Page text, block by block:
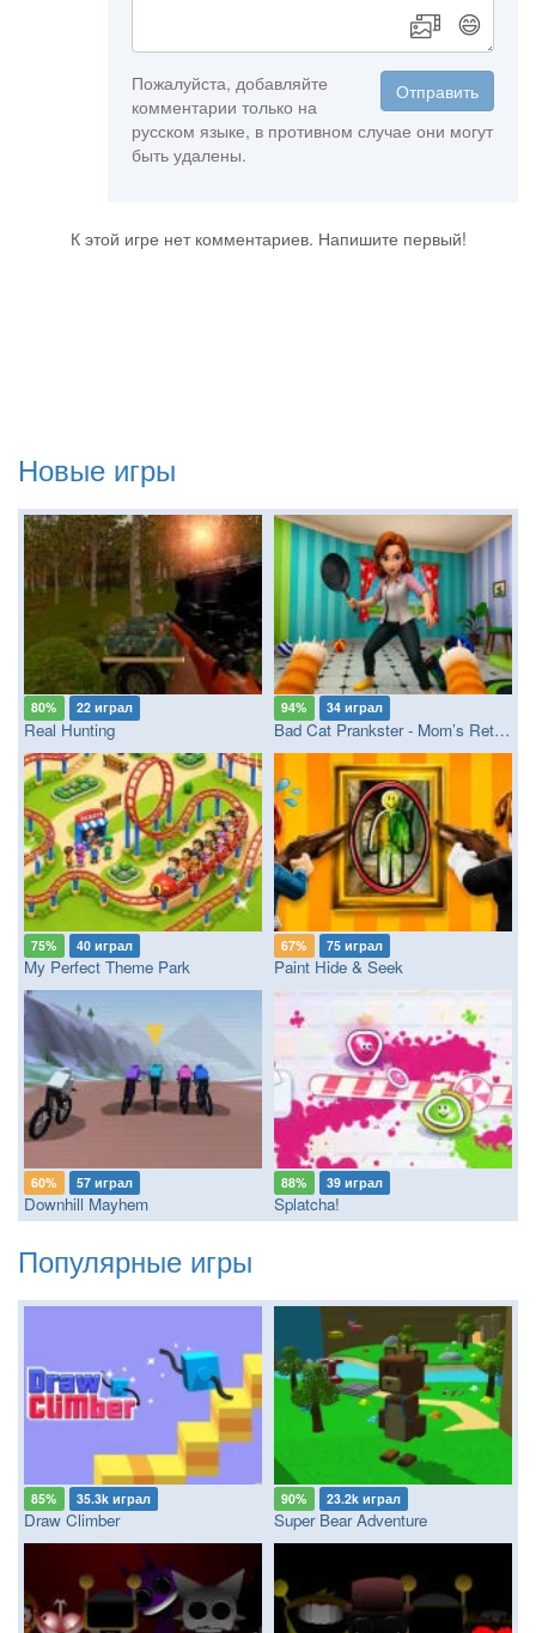
😄
Отправить
Пожалуйста, добавляйте
комментарии только на
русском языке, в противном случае они могут
быть удалены.
К этой игре нет комментариев. Напишите первый!
Новые игры
80% 22 играл
Real Hunting
94% 34 играл
Bad Cat Prankster - Mom’s Return
75% 40 играл
My Perfect Theme Park
67% 75 играл
Paint Hide & Seek
60% 57 играл
Downhill Mayhem
88% 39 играл
Splatcha!
Популярные игры
85% 35.3k играл
Draw Climber
90% 23.2k играл
Super Bear Adventure